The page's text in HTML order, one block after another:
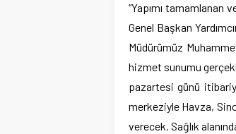
“Yapımı tamamlanan
Genel Başkan
Müdürümüz
hizmet sunumu
pazartesi günü
merkeziyle Havza,
verecek. Sağlık